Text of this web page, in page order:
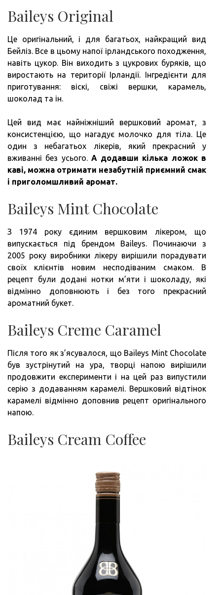
Baileys Original
Це оригінальний, і для багатьох, найкращий вид
Бейліз. Все в цьому напої ірландського походження,
навіть цукор. Він виходить з цукрових буряків, що
виростають на території Ірландії. Інгредієнти для
приготування: віскі, свіжі вершки, карамель,
шоколад та ін.
Цей вид має найніжніший вершковий аромат, з
консистенцією, що нагадує молочко для тіла. Це
один з небагатьох лікерів, який прекрасний у
вживанні без усього. А додавши кілька ложок в
каві, можна отримати незабутній приємний смак
і приголомшливий аромат.
Baileys Mint Chocolate
З 1974 року єдиним вершковим лікером, що
випускається під брендом Baileys. Починаючи з
2005 року виробники лікеру вирішили порадувати
своїх клієнтів новим несподіваним смаком. В
рецепт були додані нотки м’яти і шоколаду, які
відмінно доповнюють і без того прекрасний
ароматний букет.
Baileys Creme Caramel
Після того як з’ясувалося, що Baileys Mint Chocolate
був зустрінутий на ура, творці напою вирішили
продовжити експерименти і на цей раз випустили
серію з додаванням карамелі. Вершковий відтінок
карамелі відмінно доповнив рецепт оригінального
напою.
Baileys Cream Coffee